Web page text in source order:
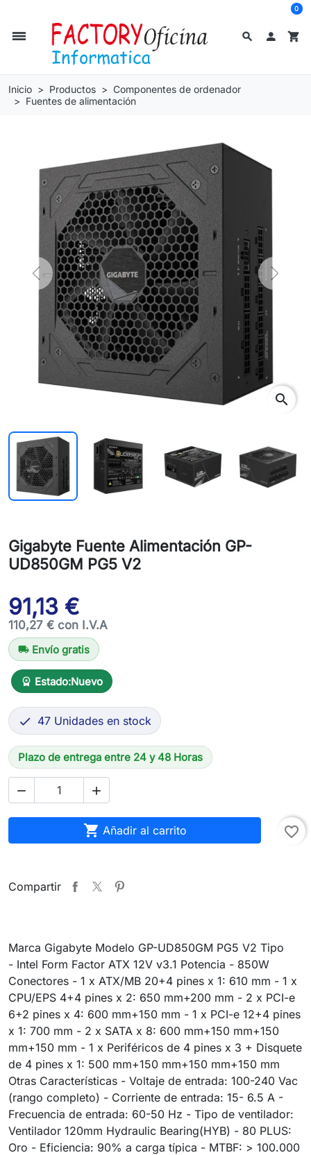
search
dehaze  shopping_cart
0
Inicio Productos
Componentes de ordenador
Fuentes de alimentación
Previous Next
search
Gigabyte Fuente Alimentación GP-
UD850GM PG5 V2
91,13 €
110,27 € con I.V.A
local_shipping Envío gratis
workspace_premium Estado:Nuevo
 47 Unidades en stock
Plazo de entrega entre 24 y 48 Horas
 
 Añadir al carrito favorite_border
Compartir
Marca Gigabyte Modelo GP-UD850GM PG5 V2 Tipo
- Intel Form Factor ATX 12V v3.1 Potencia - 850W
Conectores - 1 x ATX/MB 20+4 pines x 1: 610 mm - 1 x
CPU/EPS 4+4 pines x 2: 650 mm+200 mm - 2 x PCI-e
6+2 pines x 4: 600 mm+150 mm - 1 x PCI-e 12+4 pines
x 1: 700 mm - 2 x SATA x 8: 600 mm+150 mm+150
mm+150 mm - 1 x Periféricos de 4 pines x 3 + Disquete
de 4 pines x 1: 500 mm+150 mm+150 mm+150 mm
Otras Características - Voltaje de entrada: 100-240 Vac
(rango completo) - Corriente de entrada: 15- 6.5 A -
Frecuencia de entrada: 60-50 Hz - Tipo de ventilador:
Ventilador 120mm Hydraulic Bearing(HYB) - 80 PLUS:
Oro - Eficiencia: 90% a carga típica - MTBF: > 100.000